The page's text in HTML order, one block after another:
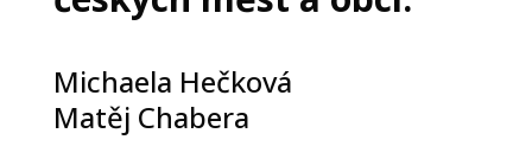
Michaela Hečková
Matěj Chabera